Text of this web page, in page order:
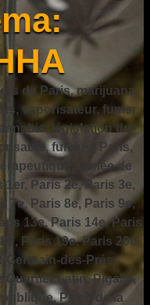
de Paris, marijuana,
vaporisateur, fumer
législation du
fumer à Paris,
fumée de
Paris 2e, Paris 3e,
7e, Paris 8e, Paris 9e,
13e, Paris 14e, Paris
Paris 19e, Paris 20e,
Germain-des-Prés,
Quartier Latin, Pigalle,
Place de la